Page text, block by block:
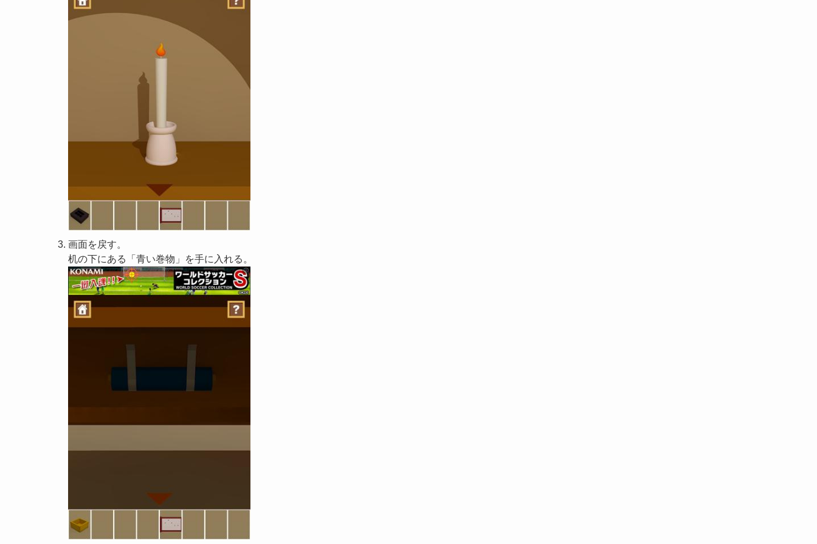
画面を戻す。
机の下にある「青い巻物」を手に入れる。